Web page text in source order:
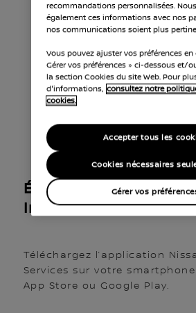
Étape 1 : Télécharger
Installer
Téléchargez l’application
Services sur votre
App Store ou Google Play.
recommandations personnalisées.
également ces informations avec nos
nos communications soient plus
Vous pouvez ajuster vos préférences
Gérer vos préférences » ci-dessous et/
la section Cookies du site Web. Pour
d'informations, consultez notre
cookies.
Gérer vos
Cookies nécessaires
Accepter tous les